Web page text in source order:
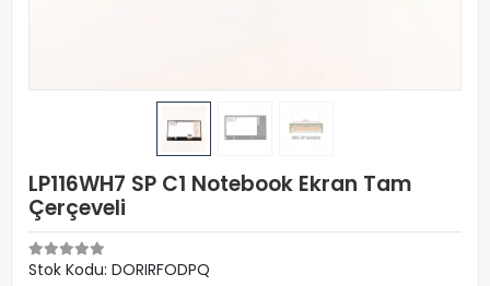
LP116WH7 SP C1 Notebook Ekran Tam
Çerçeveli
Stok Kodu: DORIRFODPQ